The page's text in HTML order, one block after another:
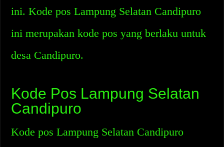
ini. Kode pos Lampung Selatan Candipuro
ini merupakan kode pos yang berlaku untuk
desa Candipuro.
Kode Pos Lampung Selatan
Candipuro
Kode pos Lampung Selatan Candipuro